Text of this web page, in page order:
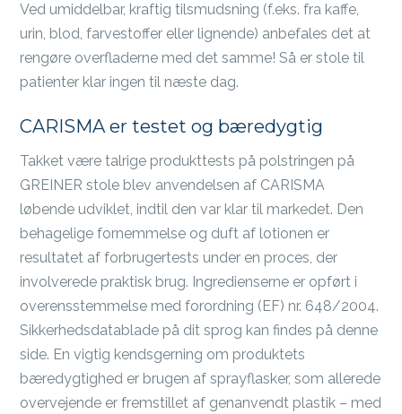
Ved umiddelbar, kraftig tilsmudsning (f.eks. fra kaffe,
urin, blod, farvestoffer eller lignende) anbefales det at
rengøre overfladerne med det samme! Så er stole til
patienter klar ingen til næste dag.
CARISMA er testet og bæredygtig
Takket være talrige produkttests på polstringen på
GREINER stole blev anvendelsen af CARISMA
løbende udviklet, indtil den var klar til markedet. Den
behagelige fornemmelse og duft af lotionen er
resultatet af forbrugertests under en proces, der
involverede praktisk brug. Ingredienserne er opført i
overensstemmelse med forordning (EF) nr. 648/2004.
Sikkerhedsdatablade på dit sprog kan findes på denne
side. En vigtig kendsgerning om produktets
bæredygtighed er brugen af sprayflasker, som allerede
overvejende er fremstillet af genanvendt plastik – med